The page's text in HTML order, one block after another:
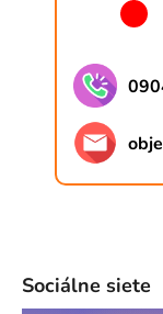
Sociálne siete